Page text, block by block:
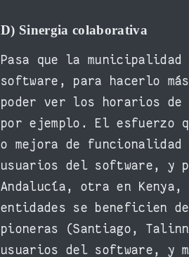
D) Sinergia colaborativa
Pasa que la
software, para hacerlo
poder ver los horarios
por ejemplo. El esfuerzo
o mejora de
usuarios del software, y
Andalucía, otra en Kenya,
entidades se beneficien
pioneras (Santiago,
usuarios del software, y